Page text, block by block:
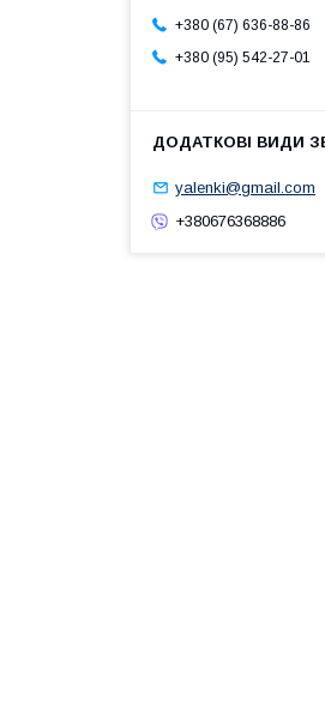
+380 (67) 636-88-86
+380 (95) 542-27-01
yalenki@gmail.com
+380676368886